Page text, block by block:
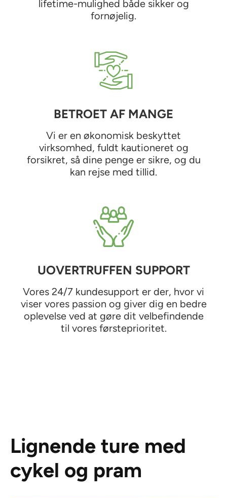
lifetime-mulighed både sikker og
fornøjelig.
BETROET AF MANGE
Vi er en økonomisk beskyttet
virksomhed, fuldt kautioneret og
forsikret, så dine penge er sikre, og du
kan rejse med tillid.
UOVERTRUFFEN SUPPORT
Vores 24/7 kundesupport er der, hvor vi
viser vores passion og giver dig en bedre
oplevelse ved at gøre dit velbefindende
til vores førsteprioritet.
Lignende ture med
cykel og pram